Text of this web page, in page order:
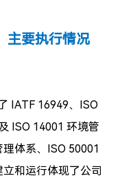
主要执行情况
IATF 16949、ISO
ISO 14001 环境管
体系、ISO 50001
和运行体现了公司